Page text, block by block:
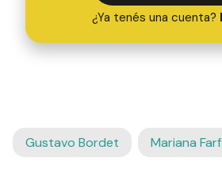
¿Ya tenés una cuenta?
Gustavo Bordet Mariana